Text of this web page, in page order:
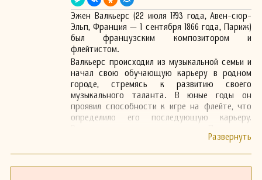
Эжен Валкьерс (22 июля 1793 года, Авен-сюр-
Эльп, Франция — 1 сентября 1866 года, Париж)
был французским композитором и
флейтистом.
Валкьерс происходил из музыкальной семьи и
начал свою обучающую карьеру в родном
городе, стремясь к развитию своего
музыкального таланта. В юные годы он
проявил способности к игре на флейте, что
определило его последующую карьеру.
продолжил обучение и начал выступать.
Будучи великолепным флейтистом, Валкьерс